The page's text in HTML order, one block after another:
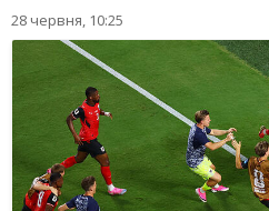
28 червня, 10:25